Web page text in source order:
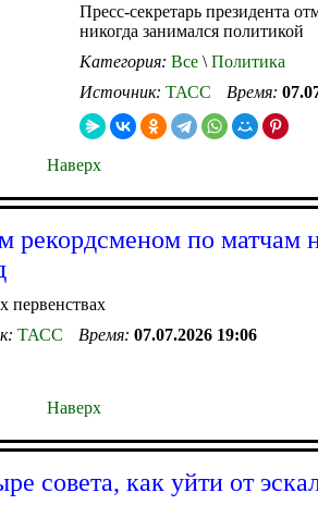
Пресс-секретарь президента
никогда занимался политикой
Категория: Все \ Политика
Источник: ТАСС Время:
Наверх
рекордсменом по матчам
первенствах
ТАСС Время: 07.07.2026 19:06
Наверх
совета, как уйти от